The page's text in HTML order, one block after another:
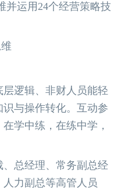
运用24个经营策略技
层逻辑、非财人员能轻
与操作转化。互动参
学中练，在练中学，
、总经理、常务副总经
力副总等高管人员